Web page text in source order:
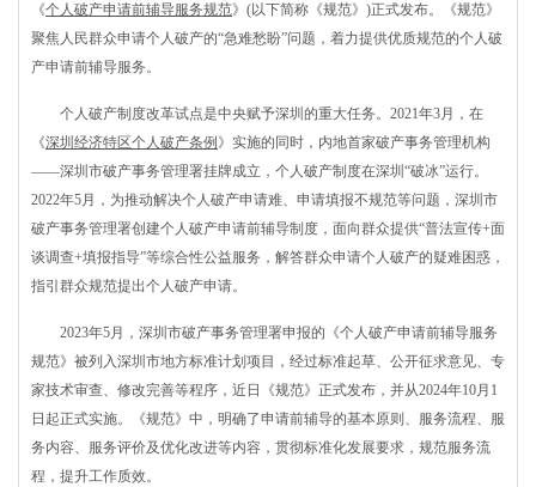
《个人破产申请前辅导服务规范》(以下简称《规范》)正式发布。《规范》
聚焦人民群众申请个人破产的“急难愁盼”问题，着力提供优质规范的个人破
产申请前辅导服务。
个人破产制度改革试点是中央赋予深圳的重大任务。2021年3月，在
《深圳经济特区个人破产条例 》实施的同时，内地首家破产事务管理机构
——深圳市破产事务管理署挂牌成立，个人破产制度在深圳“破冰”运行。
2022年5月，为推动解决个人破产申请难、申请填报不规范等问题，深圳市
破产事务管理署创建个人破产申请前辅导制度，面向群众提供“普法宣传+面
谈调查+填报指导”等综合性公益服务，解答群众申请个人破产的疑难困惑，
指引群众规范提出个人破产申请。
2023年5月，深圳市破产事务管理署申报的《个人破产申请前辅导服务
规范》被列入深圳市地方标准计划项目，经过标准起草、公开征求意见、专
家技术审查、修改完善等程序，近日《规范》正式发布，并从2024年10月1
日起正式实施。《规范》中，明确了申请前辅导的基本原则、服务流程、服
务内容、服务评价及优化改进等内容，贯彻标准化发展要求，规范服务流
程，提升工作质效。